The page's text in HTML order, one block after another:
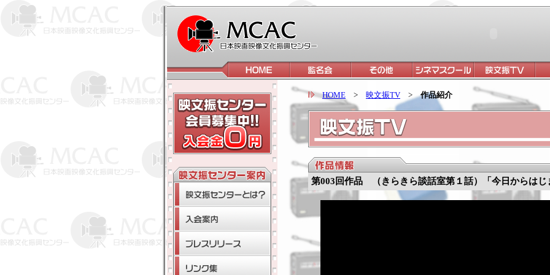
HOME > 映文振TV >作品紹介
第003回作品 （きらきら談話室第１話）「今日からはじ